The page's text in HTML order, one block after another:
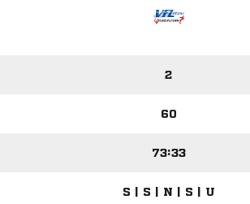
2
60
73:33
S | S | N | S | U